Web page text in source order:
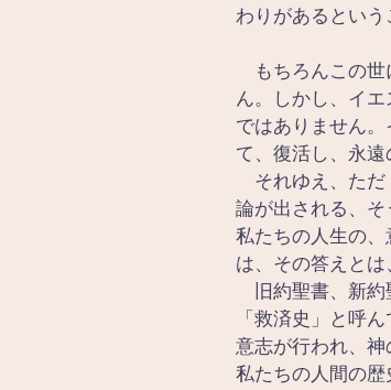
わりがあるという
もちろんこの世
ん。しかし、イ
ではありません
て、復活し、永
それゆえ、ただ
論が出される、そ
私たちの人生の
は、その答えと
旧約聖書、新約
「救済史」と呼
意志が行われ、神
私たちの人間の